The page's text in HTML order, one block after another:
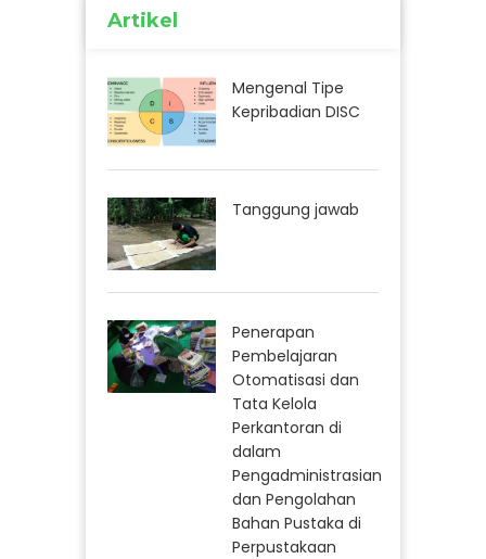
Artikel
Mengenal Tipe
Kepribadian DISC
Tanggung jawab
Penerapan
Pembelajaran
Otomatisasi dan
Tata Kelola
Perkantoran di
dalam
Pengadministrasian
dan Pengolahan
Bahan Pustaka di
Perpustakaan